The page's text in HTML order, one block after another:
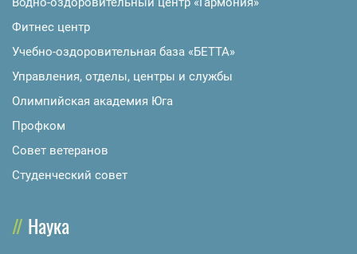
Фитнес центр
Учебно-оздоровительная база «БЕТТА»
Управления, отделы, центры и службы
Олимпийская академия Юга
Профком
Совет ветеранов
Студенческий совет
Наука